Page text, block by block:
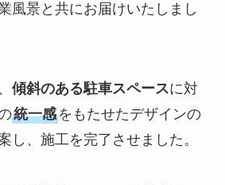
風景と共にお届けいたしまし
傾斜のある駐車スペースに対
統一感をもたせたデザインの
し、施工を完了させました。